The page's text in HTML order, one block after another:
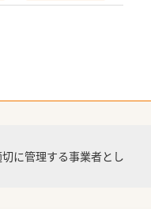
切に管理する事業者とし